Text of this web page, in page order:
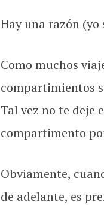
Hay una razón
Como muchos
compartimientos
Tal vez no te deje
compartimento
Obviamente,
de adelante, es